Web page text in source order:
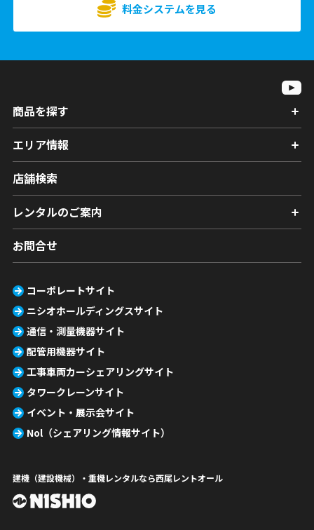
料金システムを見る
商品を探す
エリア情報
店舗検索
レンタルのご案内
お問合せ
コーポレートサイト
ニシオホールディングスサイト
通信・測量機器サイト
配管用機器サイト
工事車両カーシェアリングサイト
タワークレーンサイト
イベント・展示会サイト
Nol（シェアリング情報サイト）
建機（建設機械）・重機レンタルなら西尾レントオール